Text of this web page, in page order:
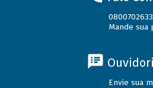
Mande sua
Envie sua